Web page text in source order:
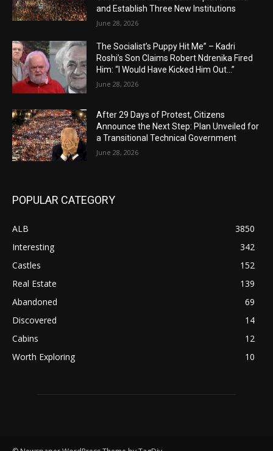
and Establish Three New Institutions
June 28, 2026
The Socialist’s Puppy Hit Me” – Kadri
Roshi’s Son Claims Robert Ndrenika Fired
Him: “I Would Have Kicked Him Out…”
June 28, 2026
After 29 Days of Protest, Citizens
Announce the Next Step: Plan Unveiled for
a Transitional Technical Government
June 28, 2026
POPULAR CATEGORY
ALB
3850
Interesting
342
Castles
152
Real Estate
139
Abandoned
69
Discovered
14
Cabins
12
Worth Exploring
10